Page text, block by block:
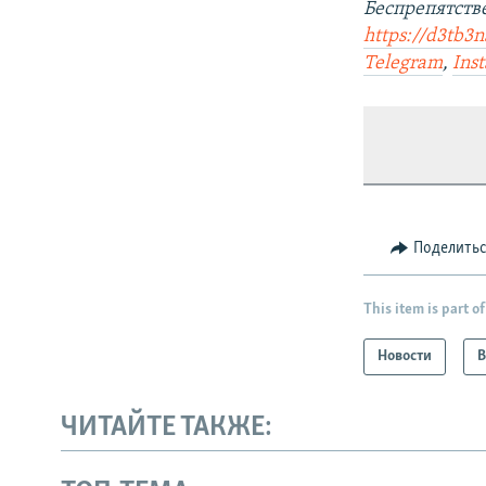
https://
Telegram,
This item is part of
Новости
ЧИТАЙТЕ ТАКЖЕ: